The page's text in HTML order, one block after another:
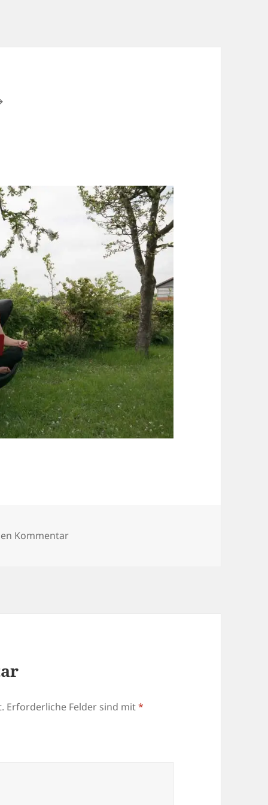
Kommentarzu SAMSUNG CSC
Erforderliche Felder sind mit*